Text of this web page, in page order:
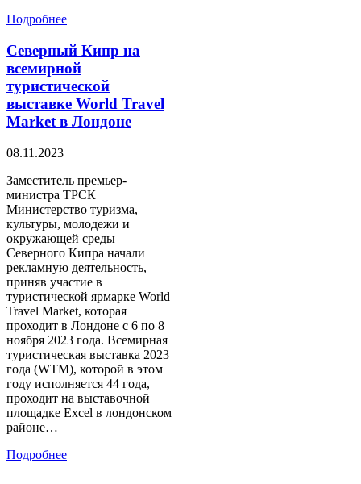
Подробнее
Северный Кипр на
всемирной
туристической
выставке World Travel
Market в Лондоне
08.11.2023
Заместитель премьер-
министра ТРСК
Министерство туризма,
культуры, молодежи и
окружающей среды
Северного Кипра начали
рекламную деятельность,
приняв участие в
туристической ярмарке World
Travel Market, которая
проходит в Лондоне с 6 по 8
ноября 2023 года. Всемирная
туристическая выставка 2023
года (WTM), которой в этом
году исполняется 44 года,
проходит на выставочной
площадке Excel в лондонском
районе…
Подробнее